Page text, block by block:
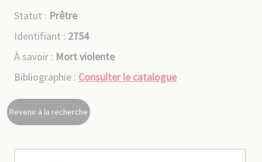
Statut : Prêtre
Identifiant : 2754
À savoir : Mort violente
Bibliographie : Consulter le catalogue
Revenir à la recherche